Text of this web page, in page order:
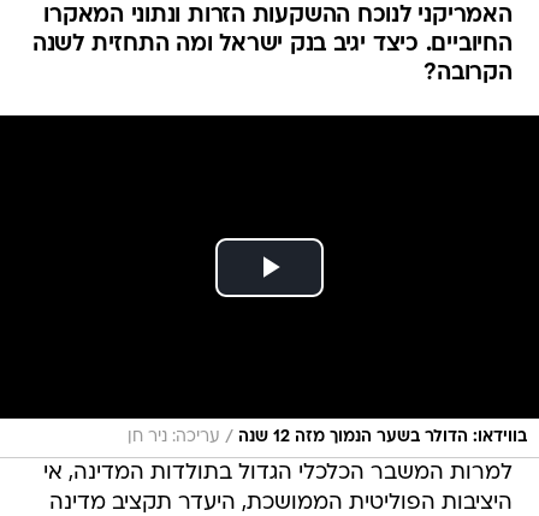
האמריקני לנוכח ההשקעות הזרות ונתוני המאקרו
החיוביים. כיצד יגיב בנק ישראל ומה התחזית לשנה
הקרובה?
בווידאו: הדולר בשער הנמוך מזה 12 שנה / עריכה: ניר חן
למרות המשבר הכלכלי הגדול בתולדות המדינה, אי
היציבות הפוליטית הממושכת, היעדר תקציב מדינה